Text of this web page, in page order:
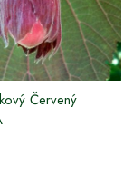
Červený